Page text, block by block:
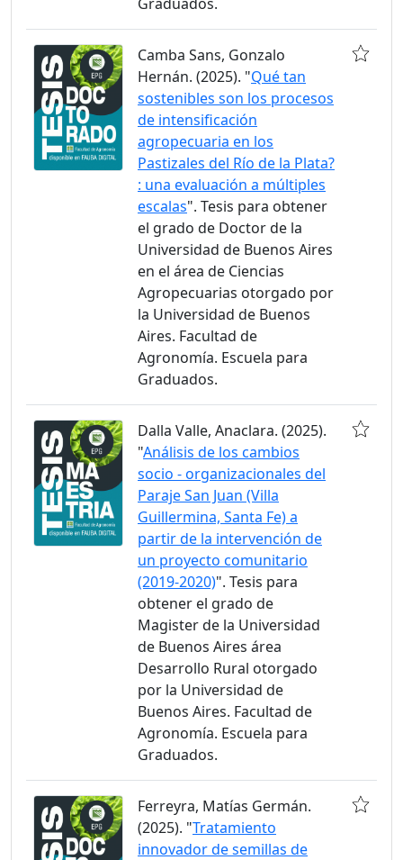
Camba Sans, Gonzalo
Hernán. (2025). "Qué tan
sostenibles son los procesos
de intensificación
agropecuaria en los
Pastizales del Río de la Plata?
: una evaluación a múltiples
escalas". Tesis para obtener
el grado de Doctor de la
Universidad de Buenos Aires
en el área de Ciencias
Agropecuarias otorgado por
la Universidad de Buenos
Aires. Facultad de
Agronomía. Escuela para
Graduados.
Dalla Valle, Anaclara. (2025).
"Análisis de los cambios
socio - organizacionales del
Paraje San Juan (Villa
Guillermina, Santa Fe) a
partir de la intervención de
un proyecto comunitario
(2019-2020)". Tesis para
obtener el grado de
Magister de la Universidad
de Buenos Aires área
Desarrollo Rural otorgado
por la Universidad de
Buenos Aires. Facultad de
Agronomía. Escuela para
Graduados.
Ferreyra, Matías Germán.
(2025). "Tratamiento
innovador de semillas de